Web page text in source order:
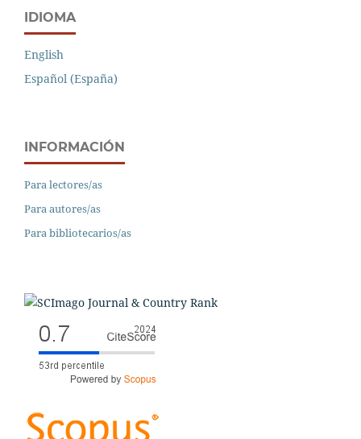
IDIOMA
English
Español (España)
INFORMACIÓN
Para lectores/as
Para autores/as
Para bibliotecarios/as